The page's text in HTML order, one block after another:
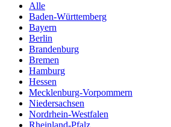
Alle
Baden-Württemberg
Bayern
Berlin
Brandenburg
Bremen
Hamburg
Hessen
Mecklenburg-Vorpommern
Niedersachsen
Nordrhein-Westfalen
Rheinland-Pfalz